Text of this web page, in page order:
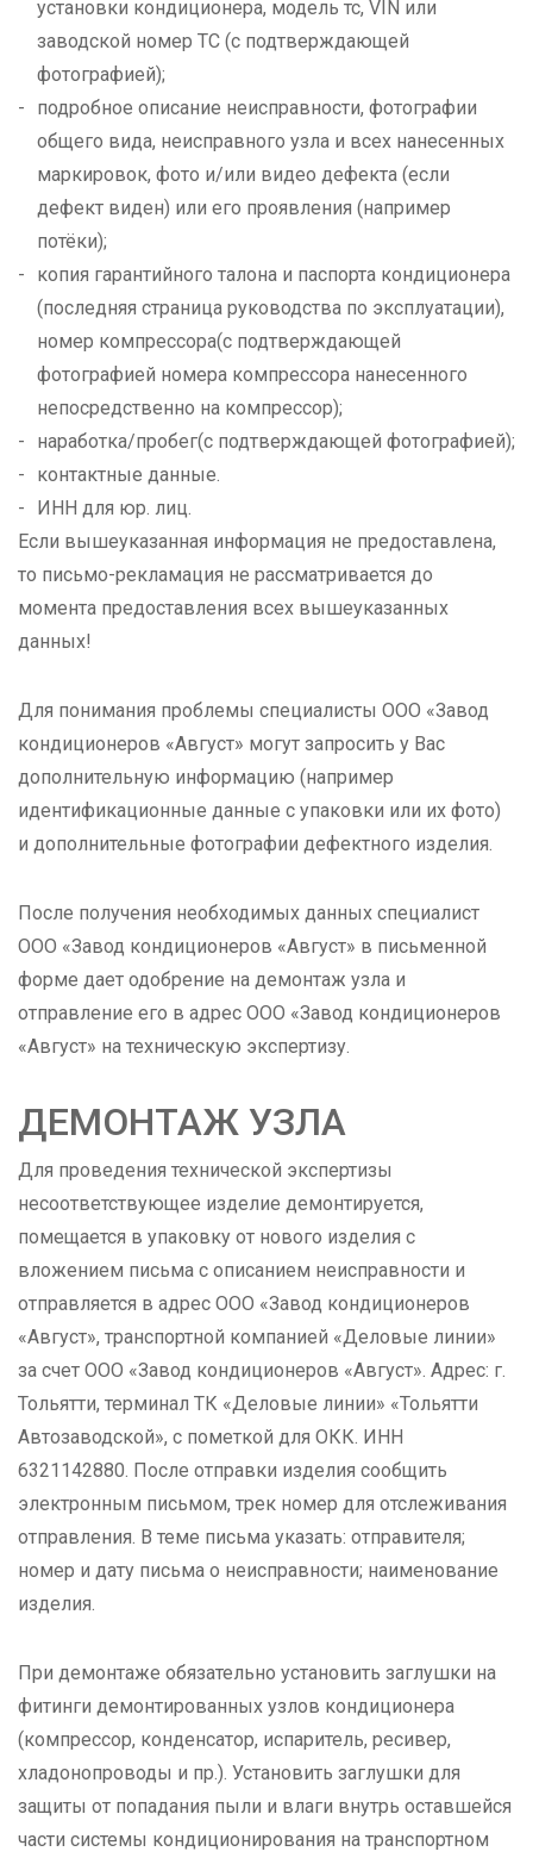
установки кондиционера, модель тс, VIN или
заводской номер ТС (с подтверждающей
фотографией);
подробное описание неисправности, фотографии
общего вида, неисправного узла и всех нанесенных
маркировок, фото и/или видео дефекта (если
дефект виден) или его проявления (например
потёки);
копия гарантийного талона и паспорта кондиционера
(последняя страница руководства по эксплуатации),
номер компрессора(с подтверждающей
фотографией номера компрессора нанесенного
непосредственно на компрессор);
наработка/пробег(с подтверждающей фотографией);
контактные данные.
ИНН для юр. лиц.
Если вышеуказанная информация не предоставлена,
то письмо-рекламация не рассматривается до
момента предоставления всех вышеуказанных
данных!
Для понимания проблемы специалисты ООО «Завод
кондиционеров «Август» могут запросить у Вас
дополнительную информацию (например
идентификационные данные с упаковки или их фото)
и дополнительные фотографии дефектного изделия.
После получения необходимых данных специалист
ООО «Завод кондиционеров «Август» в письменной
форме дает одобрение на демонтаж узла и
отправление его в адрес ООО «Завод кондиционеров
«Август» на техническую экспертизу.
ДЕМОНТАЖ УЗЛА
Для проведения технической экспертизы
несоответствующее изделие демонтируется,
помещается в упаковку от нового изделия с
вложением письма с описанием неисправности и
отправляется в адрес ООО «Завод кондиционеров
«Август», транспортной компанией «Деловые линии»
за счет ООО «Завод кондиционеров «Август». Адрес: г.
Тольятти, терминал ТК «Деловые линии» «Тольятти
Автозаводской», с пометкой для ОКК. ИНН
6321142880. После отправки изделия сообщить
электронным письмом, трек номер для отслеживания
отправления. В теме письма указать: отправителя;
номер и дату письма о неисправности; наименование
изделия.
При демонтаже обязательно установить заглушки на
фитинги демонтированных узлов кондиционера
(компрессор, конденсатор, испаритель, ресивер,
хладонопроводы и пр.). Установить заглушки для
защиты от попадания пыли и влаги внутрь оставшейся
части системы кондиционирования на транспортном